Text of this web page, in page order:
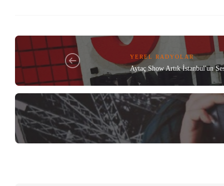
YEREL RADYOLAR
Aytaç Show Artık İstanbul'un